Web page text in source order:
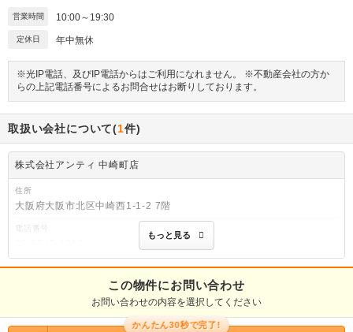
営業時間 10:00～19:30
定休日 年中無休
※光IP電話、及びIP電話からはご利用になれません。 ※不動産会社の方か
らの上記電話番号によるお問合せはお断りしております。
取扱い会社について(1件)
株式会社アンティ 中崎町店
住所
大阪府大阪市北区中崎西1-1-2 7階
電話番号
免許番号
大阪府知事免許(2)第58744号
仲介
もっと見る
この物件にお問い合わせ
お問い合わせの内容を選択してください
かんたん30秒で完了!